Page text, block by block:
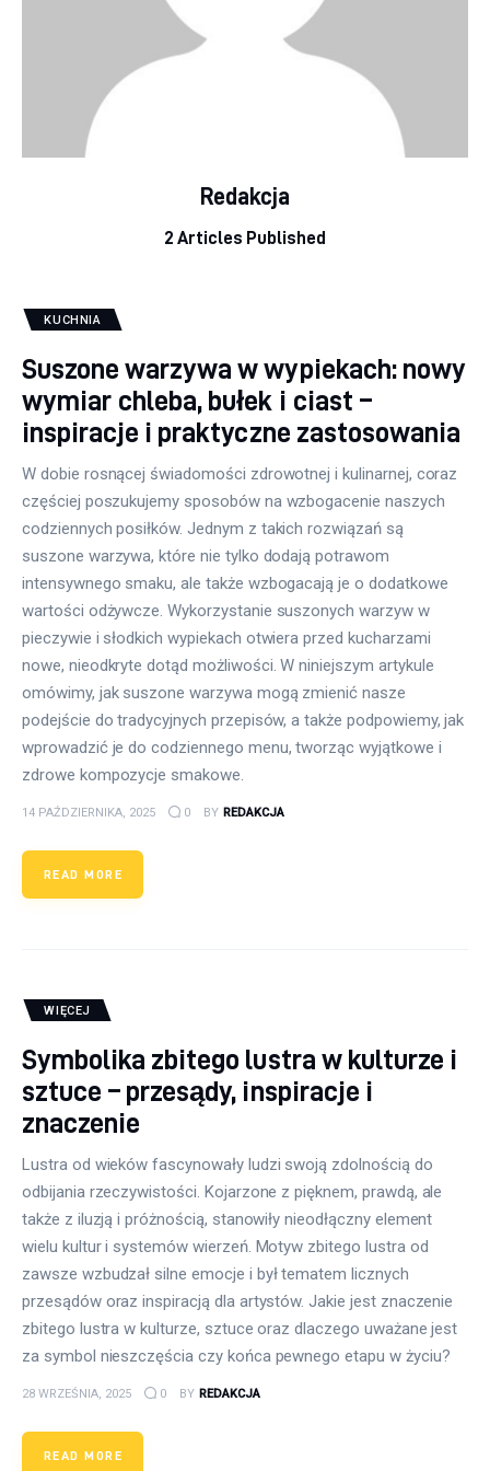
Redakcja
2 Articles Published
KUCHNIA
Suszone warzywa w wypiekach: nowy
wymiar chleba, bułek i ciast –
inspiracje i praktyczne zastosowania
W dobie rosnącej świadomości zdrowotnej i kulinarnej, coraz
częściej poszukujemy sposobów na wzbogacenie naszych
codziennych posiłków. Jednym z takich rozwiązań są
suszone warzywa, które nie tylko dodają potrawom
intensywnego smaku, ale także wzbogacają je o dodatkowe
wartości odżywcze. Wykorzystanie suszonych warzyw w
pieczywie i słodkich wypiekach otwiera przed kucharzami
nowe, nieodkryte dotąd możliwości. W niniejszym artykule
omówimy, jak suszone warzywa mogą zmienić nasze
podejście do tradycyjnych przepisów, a także podpowiemy, jak
wprowadzić je do codziennego menu, tworząc wyjątkowe i
zdrowe kompozycje smakowe.
14 PAŹDZIERNIKA, 2025 0 BY REDAKCJA
READ MORE
WIĘCEJ
Symbolika zbitego lustra w kulturze i
sztuce – przesądy, inspiracje i
znaczenie
Lustra od wieków fascynowały ludzi swoją zdolnością do
odbijania rzeczywistości. Kojarzone z pięknem, prawdą, ale
także z iluzją i próżnością, stanowiły nieodłączny element
wielu kultur i systemów wierzeń. Motyw zbitego lustra od
zawsze wzbudzał silne emocje i był tematem licznych
przesądów oraz inspiracją dla artystów. Jakie jest znaczenie
zbitego lustra w kulturze, sztuce oraz dlaczego uważane jest
za symbol nieszczęścia czy końca pewnego etapu w życiu?
28 WRZEŚNIA, 2025 0 BY REDAKCJA
READ MORE